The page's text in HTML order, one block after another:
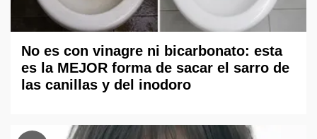
No es con vinagre ni bicarbonato: esta
es la MEJOR forma de sacar el sarro de
las canillas y del inodoro